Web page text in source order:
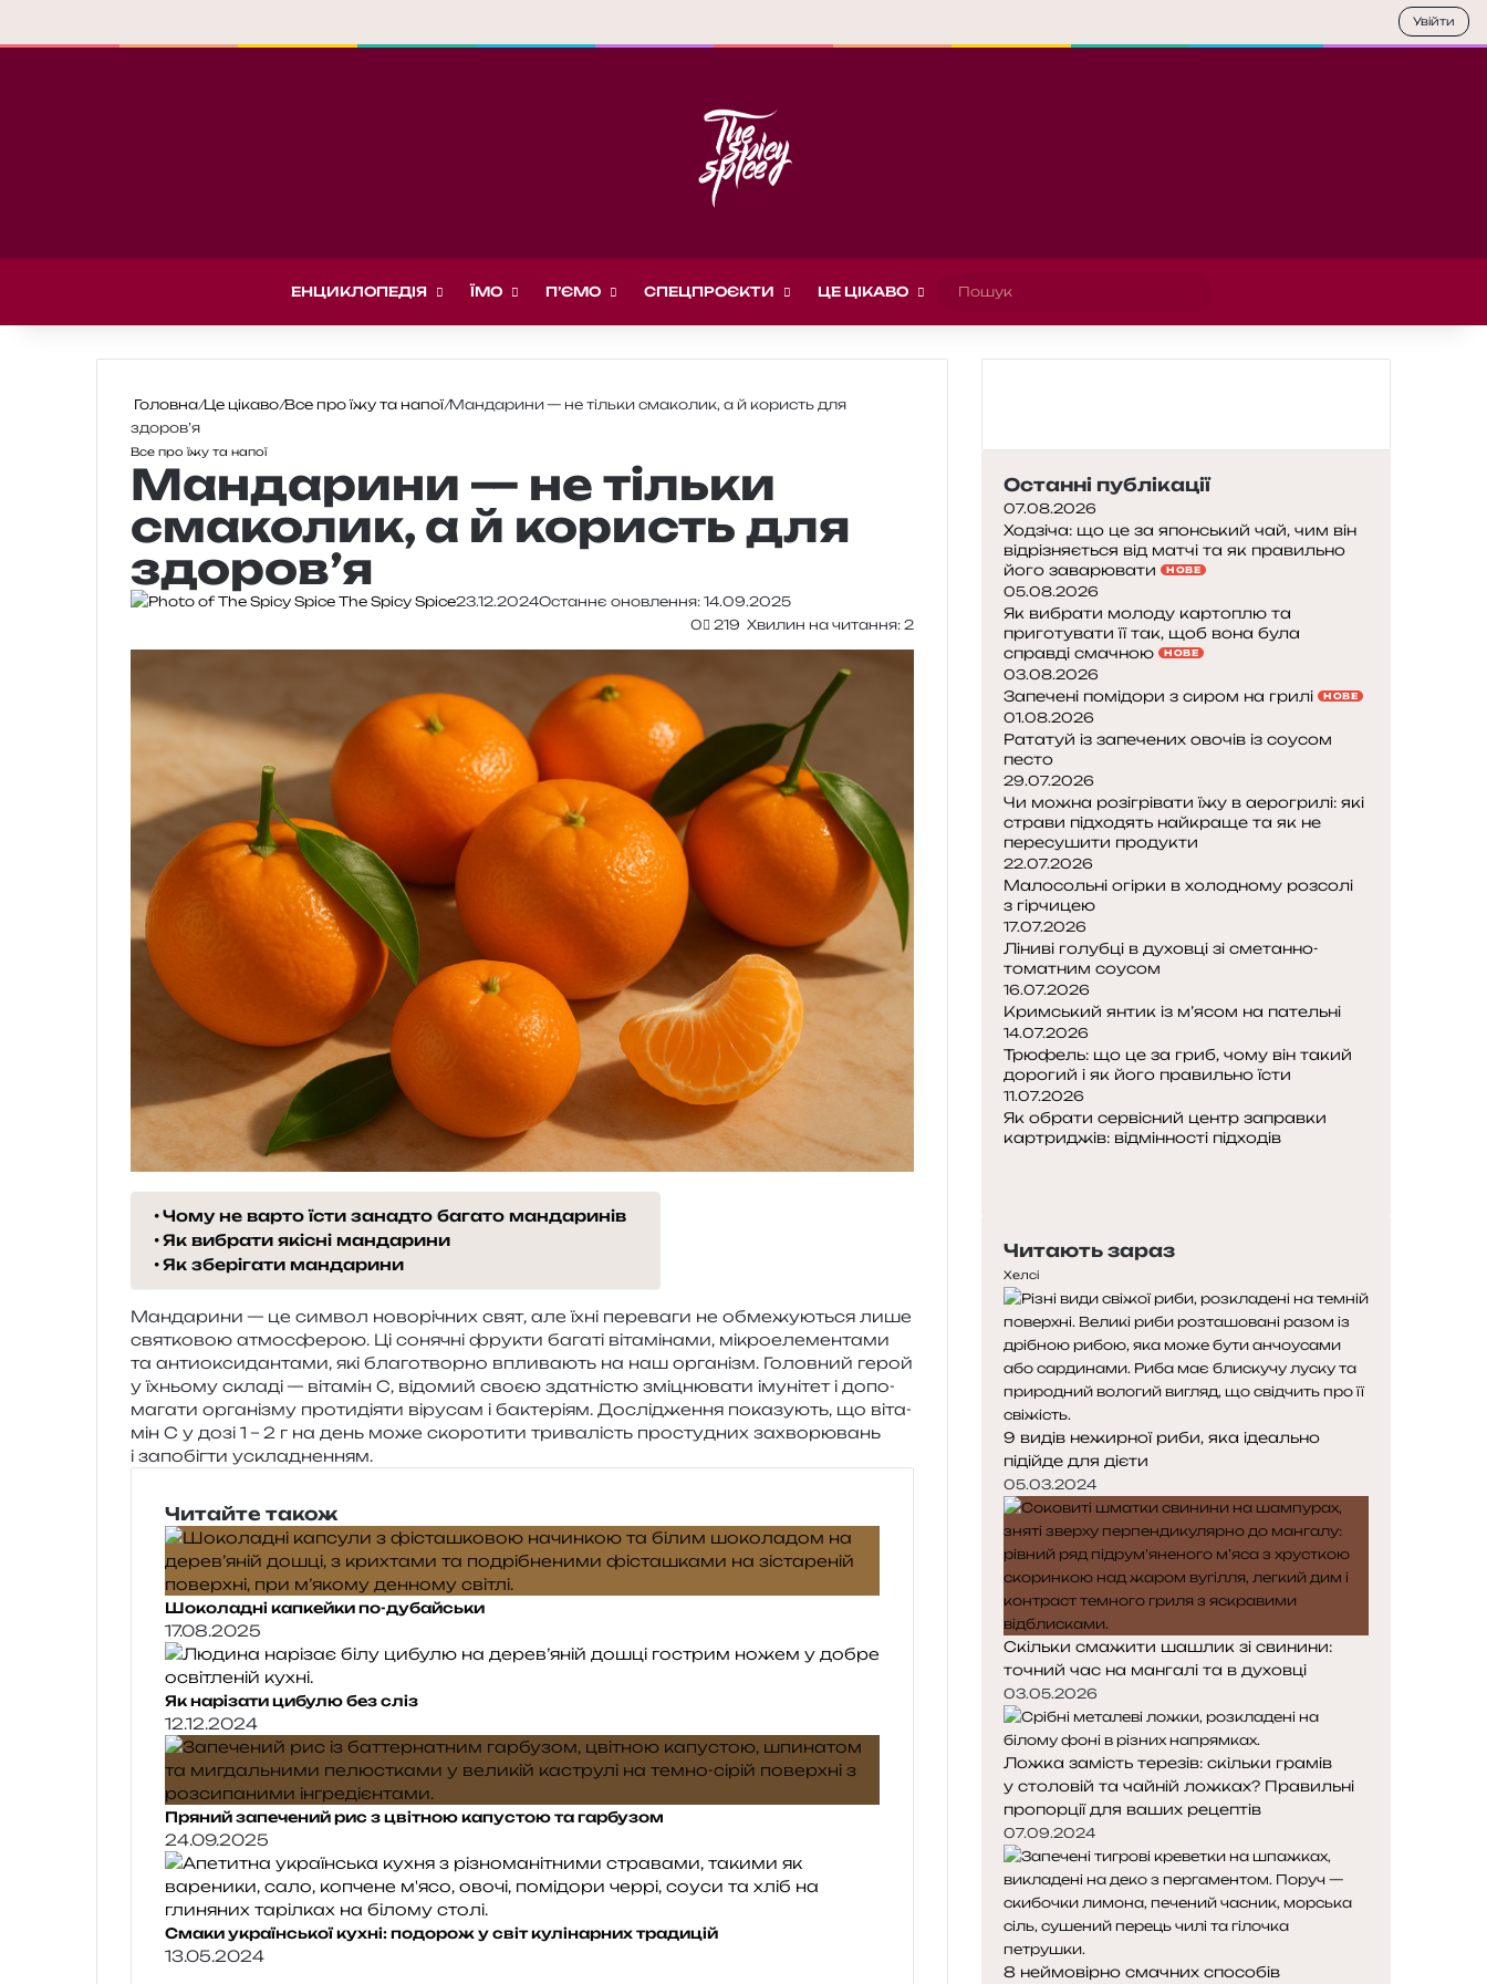
ЕНЦИКЛОПЕДІЯ ЇМО П’ЄМО СПЕЦПРОЄКТИ ЦЕ ЦІКАВО
Головна/Це цікаво/Все про їжу та напої/Мандарини — не тільки смаколик, а й користь для
здоров’я
Все про їжу та напої
Мандарини — не тільки
смаколик, а й користь для
здоров’я
The Spicy Spice23.12.2024Останнє оновлення: 14.09.2025
0
219 Хвилин на читання: 2
Чому не варто їсти занадто багато мандаринів
Як вибрати якісні мандарини
Як зберігати мандарини
Мандарини — це сим­вол ново­рі­чних свят, але їхні пере­ва­ги не обме­жу­ю­ться лише
свя­тко­вою атмо­сфе­рою. Ці соня­чні фру­кти бага­ті віта­мі­на­ми, мікро­еле­мен­та­ми
та анти­о­кси­дан­та­ми, які бла­го­твор­но впли­ва­ють на наш орга­нізм. Головний герой
у їхньо­му скла­ді — віта­мін С, відо­мий своєю зда­тні­стю змі­цню­ва­ти іму­ні­тет і допо­
ма­га­ти орга­ні­зму про­ти­ді­я­ти віру­сам і бакте­рі­ям. Дослідження пока­зу­ють, що віта­
мін С у дозі 1 – 2 г на день може ско­ро­ти­ти три­ва­лість про­сту­дних захво­рю­вань
і запо­біг­ти ускладненням.
Читайте також
Шоколадні капкейки по-дубайськи
17.08.2025
Як нарізати цибулю без сліз
12.12.2024
Пряний запечений рис з цвітною капустою та гарбузом
24.09.2025
Смаки української кухні: подорож у світ кулінарних традицій
13.05.2024
Останні публікації
07.08.2026
Ходзіча: що це за японський чай, чим він
відрізняється від матчі та як правильно
його заварювати
НОВЕ
05.08.2026
Як вибрати молоду картоплю та
приготувати її так, щоб вона була
справді смачною
НОВЕ
03.08.2026
Запечені помідори з сиром на грилі НОВЕ
01.08.2026
Рататуй із запечених овочів із соусом
песто
29.07.2026
Чи можна розігрівати їжу в аерогрилі: які
страви підходять найкраще та як не
пересушити продукти
22.07.2026
Малосольні огірки в холодному розсолі
з гірчицею
17.07.2026
Ліниві голубці в духовці зі сметанно-
томатним соусом
16.07.2026
Кримський янтик із м’ясом на пательні
14.07.2026
Трюфель: що це за гриб, чому він такий
дорогий і як його правильно їсти
11.07.2026
Як обрати сервісний центр заправки
картриджів: відмінності підходів
Читають зараз
Хелсі
9 видів нежирної риби, яка ідеально
підійде для дієти
05.03.2024
Скільки смажити шашлик зі свинини:
точний час на мангалі та в духовці
03.05.2026
Ложка замість терезів: скільки грамів
у столовій та чайній ложках? Правильні
пропорції для ваших рецептів
07.09.2024
8 неймовірно смачних способів
Увійти